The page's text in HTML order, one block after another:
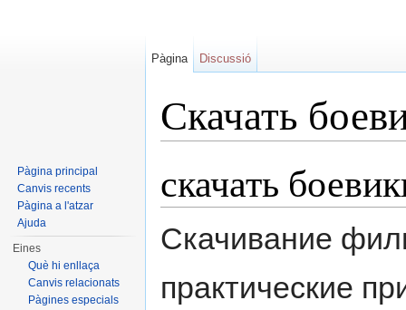
Скачать
скачать
Скачивание
практические
Pàgina Discussió
Pàgina principal
Canvis recents
Pàgina a l'atzar
Ajuda
Eines
Què hi enllaça
Canvis relacionats
Pàgines especials